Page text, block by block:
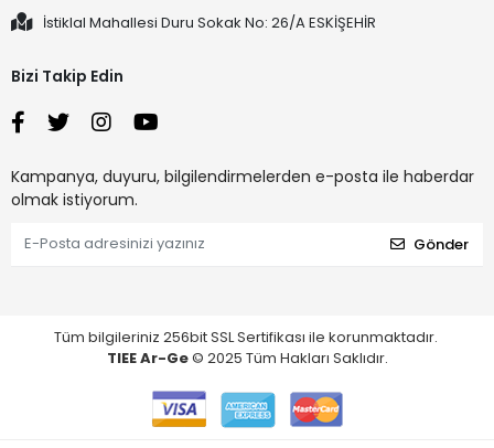
İstiklal Mahallesi Duru Sokak No: 26/A ESKİŞEHİR
Bizi Takip Edin
Kampanya, duyuru, bilgilendirmelerden e-posta ile haberdar
olmak istiyorum.
Gönder
Tüm bilgileriniz 256bit SSL Sertifikası ile korunmaktadır.
TIEE Ar-Ge© 2025 Tüm Hakları Saklıdır.